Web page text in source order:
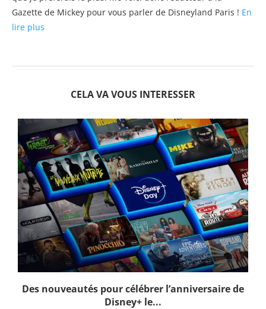
Gazette de Mickey pour vous parler de Disneyland Paris ! En
lire plus
CELA VA VOUS INTERESSER
Des nouveautés pour célébrer l’anniversaire de
Disney+ le...